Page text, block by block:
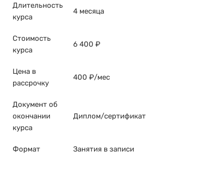
Длительность
курса
4 месяца
Стоимость
курса
6 400 ₽
Цена в
рассрочку
400 ₽/мес
Документ об
окончании
курса
Диплом/сертификат
Формат Занятия в записи